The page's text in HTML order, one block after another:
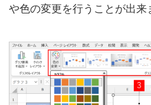
や色の変更を行うことが出